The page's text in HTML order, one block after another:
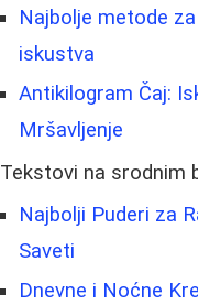
Najbolje metode
iskustva
Antikilogram Čaj:
Mršavljenje
Tekstovi na srodnim
Najbolji Puderi za
Saveti
Dnevne i Noćne